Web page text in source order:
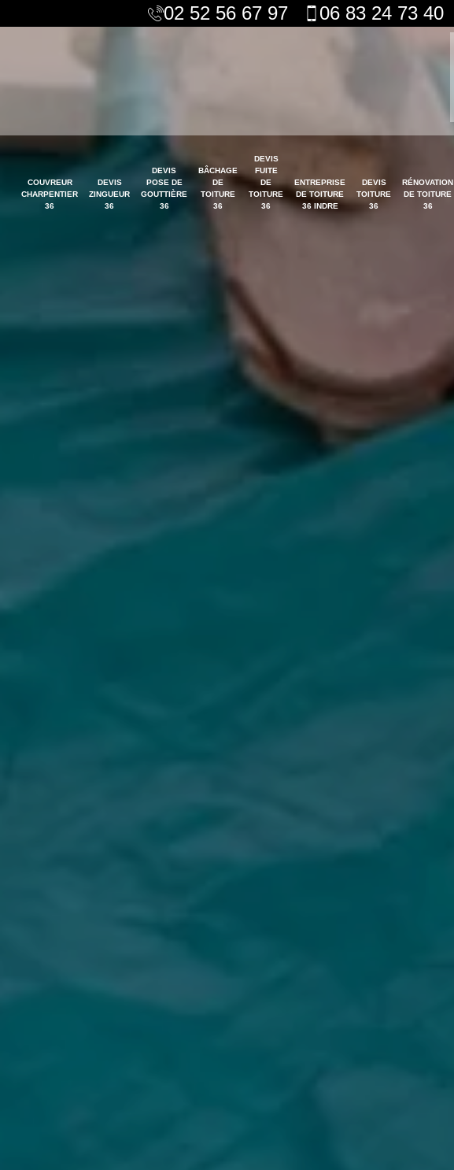
02 52 56 67 97 06 83 24 73 40
COUVREUR
CHARPENTIER
36
DEVIS
ZINGUEUR
36
DEVIS
POSE DE
GOUTTIÈRE
36
BÂCHAGE
DE
TOITURE
36
DEVIS
FUITE
DE
TOITURE
36
ENTREPRISE
DE TOITURE
36 INDRE
DEVIS
TOITURE
36
RÉNOVATION
DE TOITURE
36